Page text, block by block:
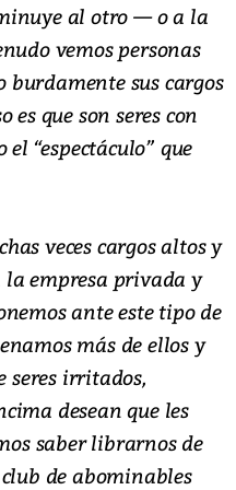
al otro — o a la
vemos personas
sus cargos
que son seres con
“espectáculo” que
veces cargos altos y
empresa privada y
ante este tipo de
más de ellos y
seres irritados,
desean que les
saber librarnos de
de abominables